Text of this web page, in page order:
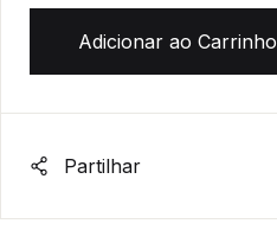
Adicionar ao Carrinho
Partilhar